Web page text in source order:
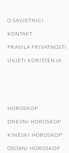
O SAVJETNICI
KONTAKT
PRAVILA PRIVATNOSTI
UVJETI KORIŠTENJA
HOROSKOP
DNEVNI HOROSKOP
KINESKI HOROSKOP
OSOBNI HOROSKOP